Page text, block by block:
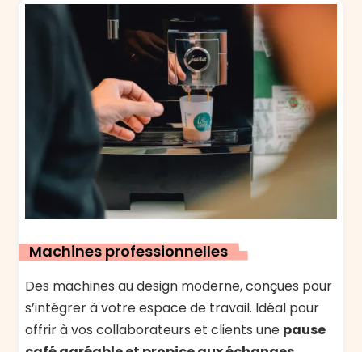
Machines professionnelles
Des machines au design moderne, conçues pour
s’intégrer à votre espace de travail. Idéal pour
offrir à vos collaborateurs et clients une pause